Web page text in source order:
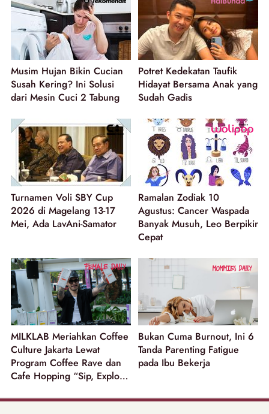
Musim Hujan Bikin Cucian
Susah Kering? Ini Solusi
dari Mesin Cuci 2 Tabung
Potret Kedekatan Taufik
Hidayat Bersama Anak yang
Sudah Gadis
Turnamen Voli SBY Cup
2026 di Magelang 13-17
Mei, Ada LavAni-Samator
Ramalan Zodiak 10
Agustus: Cancer Waspada
Banyak Musuh, Leo Berpikir
Cepat
MILKLAB Meriahkan Coffee
Culture Jakarta Lewat
Program Coffee Rave dan
Cafe Hopping “Sip, Explore
Bukan Cuma Burnout, Ini 6
Tanda Parenting Fatigue
pada Ibu Bekerja